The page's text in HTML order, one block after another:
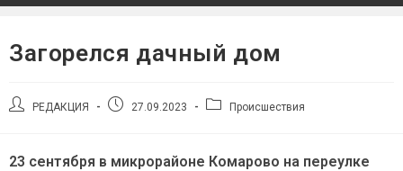
Загорелся дачный дом
АвторРЕДАКЦИЯ
Запись27.09.2023
РубрикаПроисшествия
23 сентября в микрорайоне Комарово на переулке